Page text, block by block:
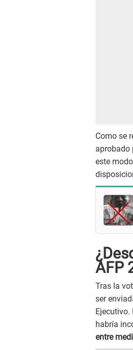
Como se
aprobado
este
AFP
Tras la
ser
Ejecutivo.
habría
entre